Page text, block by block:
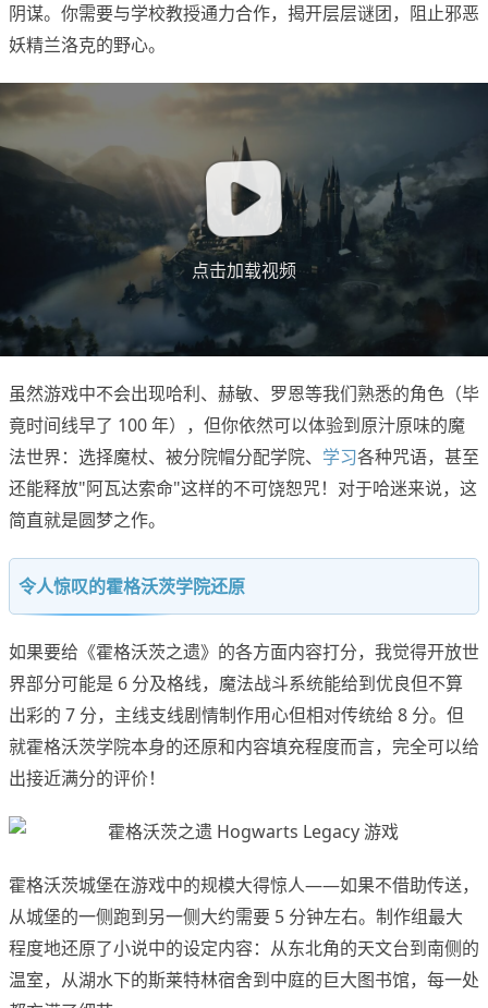
阴谋。你需要与学校教授通力合作，揭开层层谜团，阻止邪恶
妖精兰洛克的野心。
点击加载视频
虽然游戏中不会出现哈利、赫敏、罗恩等我们熟悉的角色（毕
竟时间线早了 100 年），但你依然可以体验到原汁原味的魔
法世界：选择魔杖、被分院帽分配学院、 学习各种咒语，甚至
还能释放"阿瓦达索命"这样的不可饶恕咒！对于哈迷来说，这
简直就是圆梦之作。
令人惊叹的霍格沃茨学院还原
如果要给《霍格沃茨之遗》的各方面内容打分，我觉得开放世
界部分可能是 6 分及格线，魔法战斗系统能给到优良但不算
出彩的 7 分，主线支线剧情制作用心但相对传统给 8 分。但
就霍格沃茨学院本身的还原和内容填充程度而言，完全可以给
出接近满分的评价！
霍格沃茨城堡在游戏中的规模大得惊人——如果不借助传送，
从城堡的一侧跑到另一侧大约需要 5 分钟左右。制作组最大
程度地还原了小说中的设定内容：从东北角的天文台到南侧的
温室，从湖水下的斯莱特林宿舍到中庭的巨大图书馆，每一处